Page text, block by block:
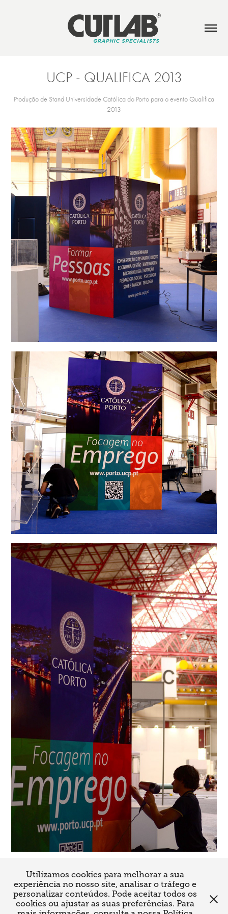
UCP - QUALIFICA 2013
Produção de Stand Universidade Católica do Porto para o evento Qualifica
2013
↑ Back to Top
Utilizamos cookies para melhorar a sua
experiência no nosso site, analisar o tráfego e
personalizar conteúdos. Pode aceitar todos os
cookies ou ajustar as suas preferências. Para